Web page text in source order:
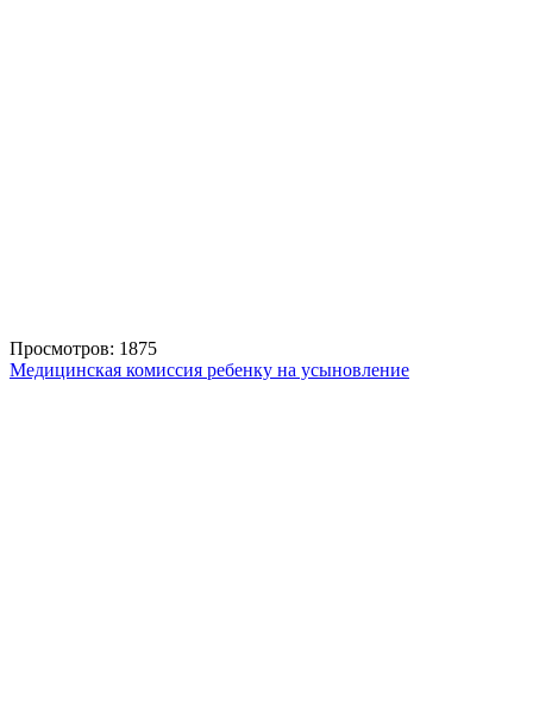
Просмотров: 1875
Медицинская комиссия ребенку на усыновление